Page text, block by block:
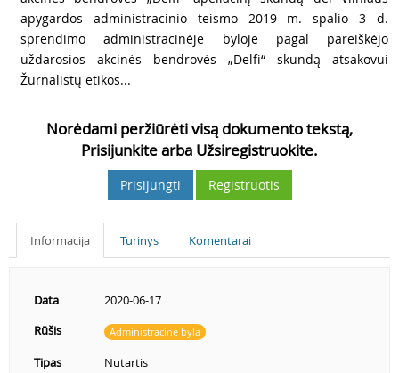
apygardos administracinio teismo 2019 m. spalio 3 d.
sprendimo administracinėje byloje pagal pareiškėjo
uždarosios akcinės bendrovės „Delfi“ skundą atsakovui
Žurnalistų etikos...
Norėdami peržiūrėti visą dokumento tekstą,
Prisijunkite arba Užsiregistruokite.
Prisijungti Registruotis
Informacija Turinys Komentarai
Data
2020-06-17
Rūšis
Administracinė byla
Tipas
Nutartis